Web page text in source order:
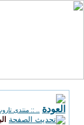
.. :: منتدى